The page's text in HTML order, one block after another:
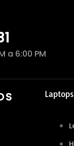
a 6:00 PM
Laptops